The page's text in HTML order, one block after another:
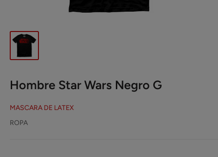
Hombre Star Wars Negro G
MASCARA DE LATEX
ROPA